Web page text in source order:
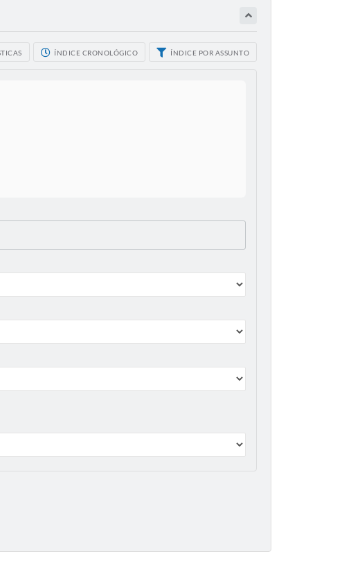
ÍNDICE CRONOLÓGICO ÍNDICE POR ASSUNTO